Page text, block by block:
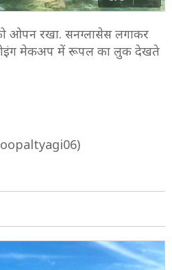
ओपन रखा. सनग्लासेस लगाकर
मेकअप में रूपल का लुक देखते